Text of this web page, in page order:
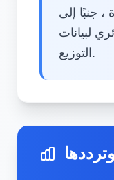
، جنبًا إلى
لبيانات
التوزيع.